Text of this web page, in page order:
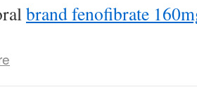
brand fenofibrate